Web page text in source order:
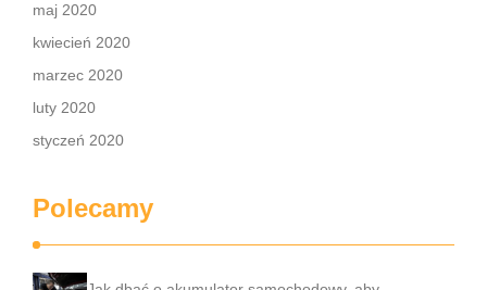
maj 2020
kwiecień 2020
marzec 2020
luty 2020
styczeń 2020
Polecamy